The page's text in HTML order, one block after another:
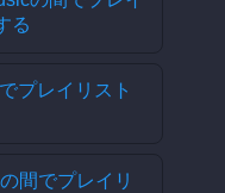
る
プレイリスト
間でプレイリ